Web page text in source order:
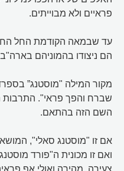
פראיים ולא מבוייתים.
עד שבמאה הקודמת החל
הם ניצודו בהמוניהם
מקור המילה "מוסטנג”
שברח והפך פראי". התרבות
השם הזה בהתאם.
אם זו "מוסטנג סאלי",
ואם זו מכונית ה"פורד
צעירה, מהירה ואולי אף